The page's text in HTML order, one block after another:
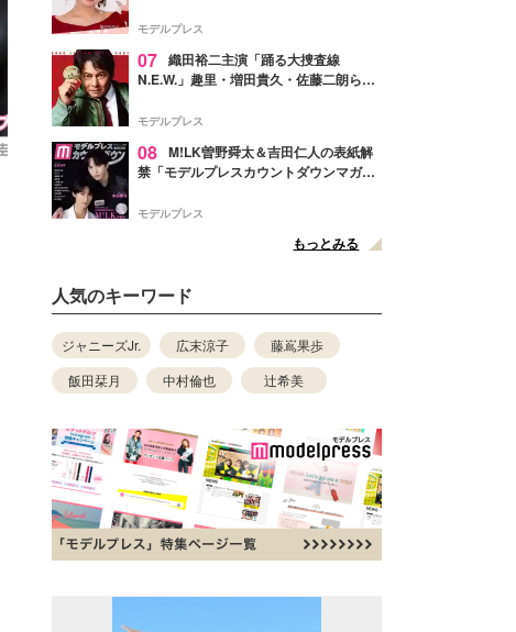
ぎ」「成長を感じる」の声
モデルプレス
07 織田裕二主演「踊る大捜査線
N.E.W.」趣里・増田貴久・佐藤二朗ら新
徴する“謎のキーワード”も
モデルプレス
08 M!LK曽野舜太＆吉田仁人の表紙解
禁「モデルプレスカウントダウンマガジ
モデルプレス
もっとみる
人気のキーワード
ジャニーズJr. 広末涼子
藤嶌果歩
飯田栞月
中村倫也 辻希美